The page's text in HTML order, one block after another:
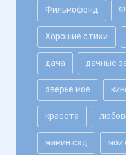
Фильмофонд
Хорошие стихи
дача дачные
зверьё моё
красота
мамин сад мои